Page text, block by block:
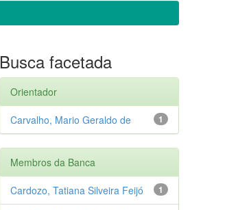
Busca facetada
Orientador
1
Carvalho, Mario Geraldo de
Membros da Banca
1
Cardozo, Tatiana Silveira Feijó